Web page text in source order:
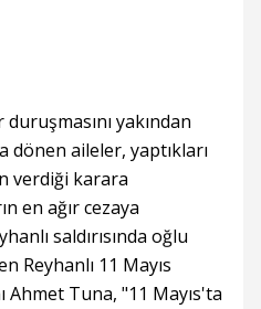
yakından
dönen aileler, yaptıkları
verdiği karara
en ağır cezaya
saldırısında oğlu
Reyhanlı 11 Mayıs
Ahmet Tuna, "11 Mayıs'ta